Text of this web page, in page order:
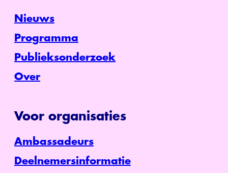
Nieuws
Programma
Publieksonderzoek
Over
Voor organisaties
Ambassadeurs
Deelnemersinformatie